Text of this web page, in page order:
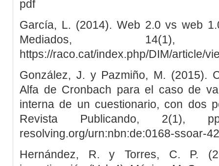
pdf
García, L. (2014). Web 2.0 vs web
Mediados,
https://raco.cat/index.php/DIM/article/
González, J. y Pazmiño, M. (2015).
Alfa de Cronbach para el caso de
interna de un cuestionario, con dos
Revista Publicando, 2(1),
resolving.org/urn:nbn:de:0168-ssoar-
Hernández, R. y Torres, C. P.